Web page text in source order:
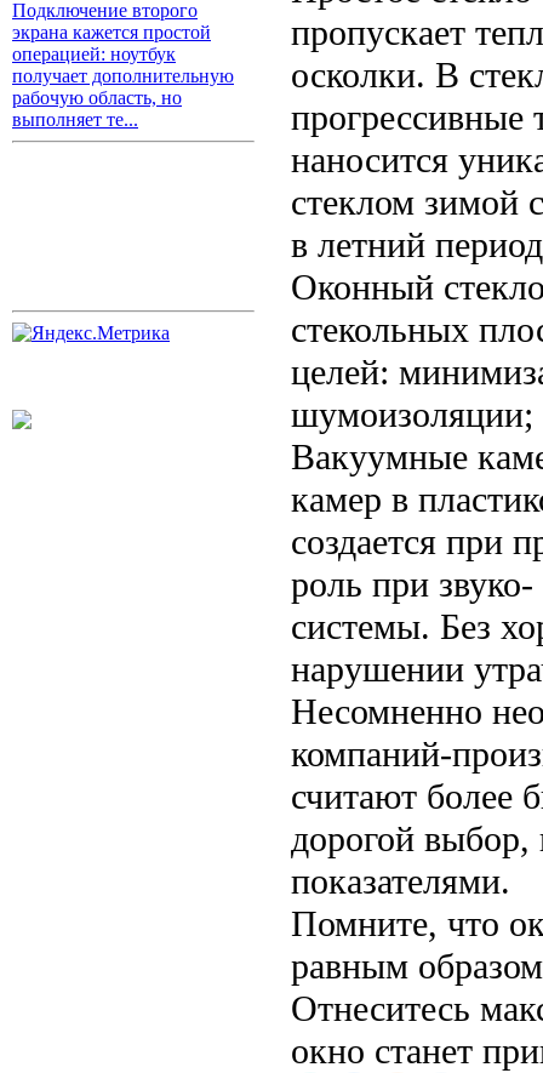
Подключение второго
экрана кажется простой
операцией: ноутбук
получает дополнительную
рабочую область, но
выполняет те...
пропускает
осколки. В
прогрессивные
наносится
стеклом зимой
в летний
Оконный
стекольных
целей:
шумоизоляции;
Вакуумные
камер в
создается при
роль при
системы. Без
нарушении
Несомненно
компаний-
считают более
дорогой
показателями.
Помните, что
равным
Отнеситесь
окно станет